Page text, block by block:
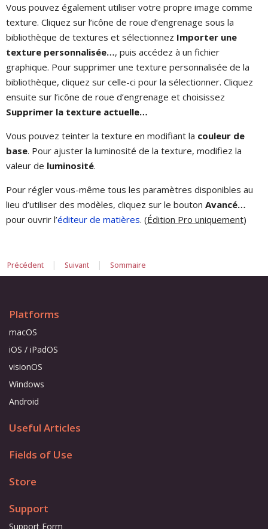
Vous pouvez également utiliser votre propre image comme
texture. Cliquez sur l’icône de roue d’engrenage sous la
bibliothèque de textures et sélectionnez Importer une
texture personnalisée…, puis accédez à un fichier
graphique. Pour supprimer une texture personnalisée de la
bibliothèque, cliquez sur celle-ci pour la sélectionner. Cliquez
ensuite sur l’icône de roue d’engrenage et choisissez
Supprimer la texture actuelle…
Vous pouvez teinter la texture en modifiant la couleur de
base. Pour ajuster la luminosité de la texture, modifiez la
valeur de luminosité.
Pour régler vous-même tous les paramètres disponibles au
lieu d’utiliser des modèles, cliquez sur le bouton Avancé…
pour ouvrir l’éditeur de matières. (Édition Pro uniquement)
Précédent | Suivant | Sommaire
Platforms
macOS
iOS / iPadOS
visionOS
Windows
Android
Useful Articles
Fields of Use
Store
Support
Support Form